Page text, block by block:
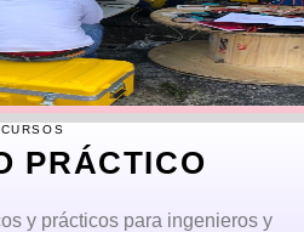
CURSOS
PRÁCTICO
y prácticos para ingenieros y